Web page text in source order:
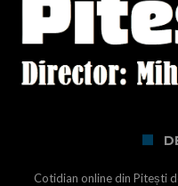
Cotidian online din Pitești